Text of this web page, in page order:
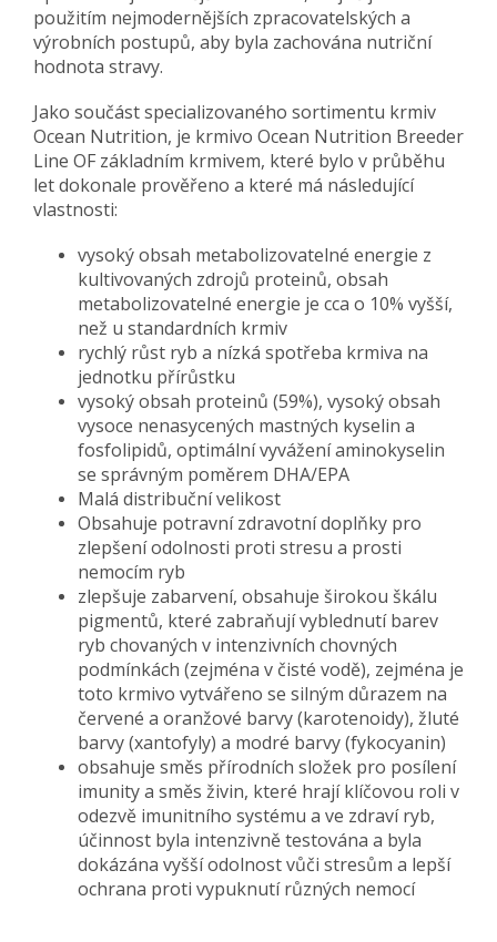
použitím nejmodernějších zpracovatelských a
výrobních postupů, aby byla zachována nutriční
hodnota stravy.
Jako součást specializovaného sortimentu krmiv
Ocean Nutrition, je krmivo Ocean Nutrition Breeder
Line OF základním krmivem, které bylo v průběhu
let dokonale prověřeno a které má následující
vlastnosti:
vysoký obsah metabolizovatelné energie z
kultivovaných zdrojů proteinů, obsah
metabolizovatelné energie je cca o 10% vyšší,
než u standardních krmiv
rychlý růst ryb a nízká spotřeba krmiva na
jednotku přírůstku
vysoký obsah proteinů (59%), vysoký obsah
vysoce nenasycených mastných kyselin a
fosfolipidů, optimální vyvážení aminokyselin
se správným poměrem DHA/EPA
Malá distribuční velikost
Obsahuje potravní zdravotní doplňky pro
zlepšení odolnosti proti stresu a prosti
nemocím ryb
zlepšuje zabarvení, obsahuje širokou škálu
pigmentů, které zabraňují vyblednutí barev
ryb chovaných v intenzivních chovných
podmínkách (zejména v čisté vodě), zejména je
toto krmivo vytvářeno se silným důrazem na
červené a oranžové barvy (karotenoidy), žluté
barvy (xantofyly) a modré barvy (fykocyanin)
obsahuje směs přírodních složek pro posílení
imunity a směs živin, které hrají klíčovou roli v
odezvě imunitního systému a ve zdraví ryb,
účinnost byla intenzivně testována a byla
dokázána vyšší odolnost vůči stresům a lepší
ochrana proti vypuknutí různých nemocí